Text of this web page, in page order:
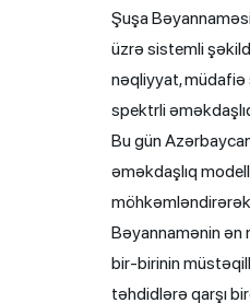
Şuşa
üzrə sistemli
nəqliyyat, müdafiə
spektrli
Bu gün
əməkdaşlıq
Bəyannamənin ən
bir-birinin
təhdidlərə qarşı